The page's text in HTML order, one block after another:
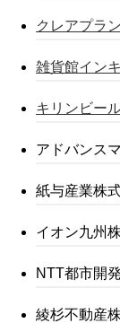
クレアプラ
雑貨館イン
キリンビー
アドバンス
紙与産業株
イオン九州
NTT都市開
綾杉不動産